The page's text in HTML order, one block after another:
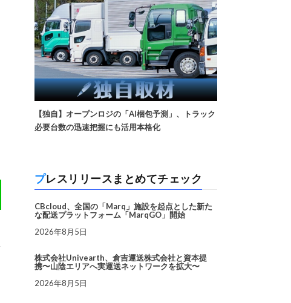
【独自】オープンロジの「AI梱包予測」、トラック
必要台数の迅速把握にも活用本格化
プレスリリースまとめてチェック
CBcloud、全国の「Marq」施設を起点とした新た
な配送プラットフォーム「MarqGO」開始
2026年8月5日
株式会社Univearth、倉吉運送株式会社と資本提
携〜山陰エリアへ実運送ネットワークを拡大〜
2026年8月5日